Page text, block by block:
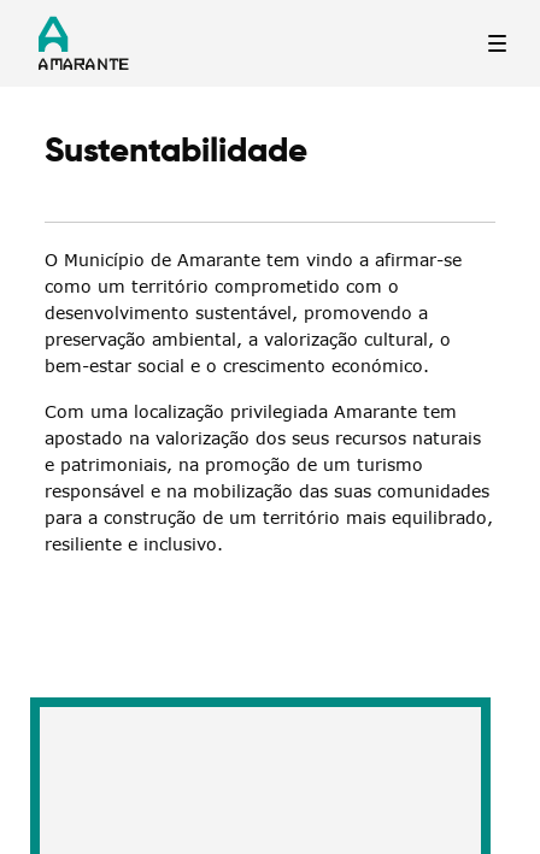
Categorias gerais
Filtros
Sustentabilidade
O Município de Amarante tem vindo a afirmar-se
como um território comprometido com o
desenvolvimento sustentável, promovendo a
preservação ambiental, a valorização cultural, o
bem-estar social e o crescimento económico.
Com uma localização privilegiada Amarante tem
apostado na valorização dos seus recursos naturais
e patrimoniais, na promoção de um turismo
responsável e na mobilização das suas comunidades
para a construção de um território mais equilibrado,
resiliente e inclusivo.